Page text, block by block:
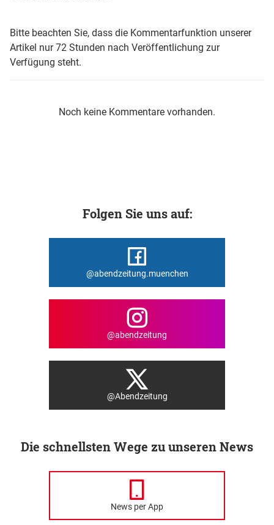
Bitte beachten Sie, dass die Kommentarfunktion unserer
Artikel nur 72 Stunden nach Veröffentlichung zur
Verfügung steht.
Noch keine Kommentare vorhanden.
Folgen Sie uns auf:
@abendzeitung.muenchen
@abendzeitung
@Abendzeitung
Die schnellsten Wege zu unseren News
News per App